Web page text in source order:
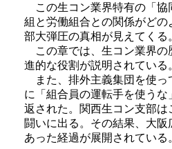
この生コン業界特有の「協
組と労働組合との関係がど
部大弾圧の真相が見えてくる
この章では、生コン業界の
進的な役割が説明されている
また、排外主義集団を使っ
に「組合員の運転手を使う
返された。関西生コン支部
闘いに出る。その結果、大
あった経過が展開されている